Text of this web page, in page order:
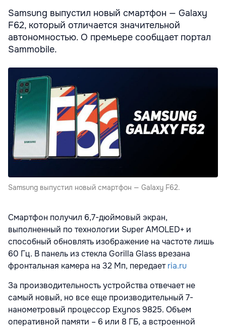
Samsung выпустил новый смартфон — Galaxy
F62, который отличается значительной
автономностью. О премьере сообщает портал
Sammobile.
Samsung выпустил новый смартфон — Galaxy F62.
Смартфон получил 6,7-дюймовый экран,
выполненный по технологии Super AMOLED+ и
способный обновлять изображение на частоте лишь
60 Гц. В панель из стекла Gorilla Glass врезана
фронтальная камера на 32 Мп, передаетria.ru
За производительность устройства отвечает не
самый новый, но все еще производительный 7-
нанометровый процессор Exynos 9825. Объем
оперативной памяти – 6 или 8 ГБ, а встроенной